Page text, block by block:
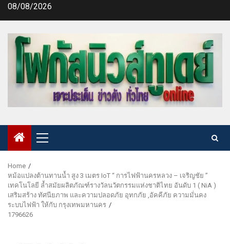
Skip08/08/2026
Primary
Menu
Home
หม้อแปลงต้านทานน้ำ สูง 3 เมตร IoT “ การไฟฟ้านครหลวง – เจริญชัย ”
เทคโนโลยี ล้ำสมัยผลิตภัณฑ์รางวัลนวัตกรรมแห่งชาติไทย อันดับ 1 ( NiA )
เสริมสร้าง ทัศนียภาพ และความปลอดภัย อุทกภัย ,อัคคีภัย ความมั่นคง
ระบบไฟฟ้า ให้กับ กรุงเทพมหานคร
1796626